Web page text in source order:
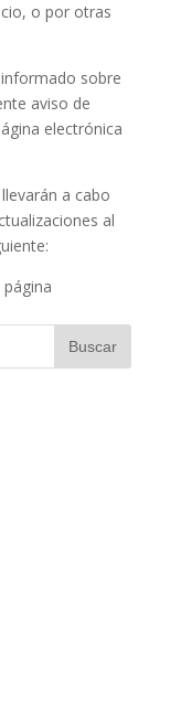
o por otras
sobre
aviso de
electrónica
a cabo
al